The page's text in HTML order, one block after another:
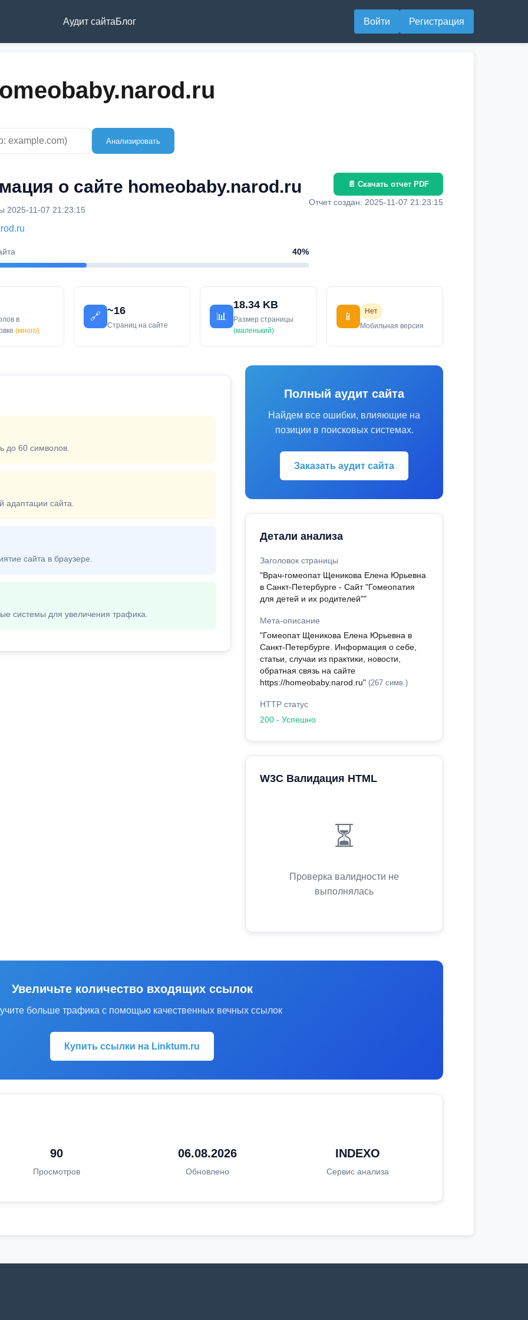
Аудит сайтаБлог Войти Регистрация
Анализировать
о сайте homeobaby.narod.ru
2025-11-07 21:23:15
40%
📄 Скачать отчет PDF
Отчет создан: 2025-11-07 21:23:15
в
(много)
🔗
~16
Страниц на сайте
📊
18.34 KB
Размер страницы
(маленький)
📱
Нет
Мобильная версия
до 60 символов.
адаптации сайта.
сайта в браузере.
системы для увеличения трафика.
Полный аудит сайта
Найдем все ошибки, влияющие на
позиции в поисковых системах.
Заказать аудит сайта
Детали анализа
Заголовок страницы
"Врач-гомеопат Щеникова Елена Юрьевна
в Санкт-Петербурге - Сайт "Гомеопатия
для детей и их родителей""
Мета-описание
"Гомеопат Щеникова Елена Юрьевна в
Санкт-Петербурге. Информация о себе,
статьи, случаи из практики, новости,
обратная связь на сайте
https://homeobaby.narod.ru" (267 симв.)
HTTP статус
200 - Успешно
W3C Валидация HTML
⏳
Проверка валидности не
выполнялась
Увеличьте количество входящих ссылок
больше трафика с помощью качественных вечных ссылок
Купить ссылки на Linktum.ru
90
Просмотров
06.08.2026
Обновлено
INDEXO
Сервис анализа